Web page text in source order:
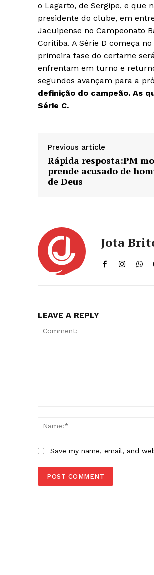
o Lagarto, de Sergipe, e que
presidente do clube, em
Jacuipense no Campeonato
Coritiba. A Série D começa
primeira fase do certame
enfrentam em turno e
segundos avançam para a
definição do campeão. As
Série C.
Previous article
Rápida resposta:PM
prende acusado de
de Deus
Jota
LEAVE A REPLY
Save my name, email, and